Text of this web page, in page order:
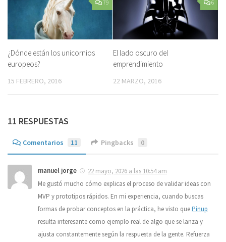
79
¿Dónde están los unicornios
europeos?
15 FEBRERO, 2016
6
El lado oscuro del
emprendimiento
22 MARZO, 2016
11 RESPUESTAS
Comentarios 11 Pingbacks 0
manuel jorge
22 mayo, 2026 a las 10:54 am
Me gustó mucho cómo explicas el proceso de validar ideas con
MVP y prototipos rápidos. En mi experiencia, cuando buscas
formas de probar conceptos en la práctica, he visto quePinup
resulta interesante como ejemplo real de algo que se lanza y
ajusta constantemente según la respuesta de la gente. Refuerza